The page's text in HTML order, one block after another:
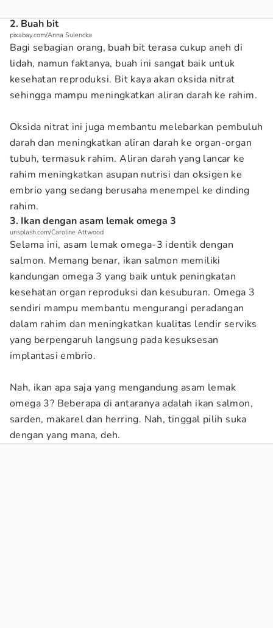
2. Buah bit
pixabay.com/Anna Sulencka
Bagi sebagian orang, buah bit terasa cukup aneh di
lidah, namun faktanya, buah ini sangat baik untuk
kesehatan reproduksi. Bit kaya akan oksida nitrat
sehingga mampu meningkatkan aliran darah ke rahim.
Oksida nitrat ini juga membantu melebarkan pembuluh
darah dan meningkatkan aliran darah ke organ-organ
tubuh, termasuk rahim. Aliran darah yang lancar ke
rahim meningkatkan asupan nutrisi dan oksigen ke
embrio yang sedang berusaha menempel ke dinding
rahim.
3. Ikan dengan asam lemak omega 3
unsplash.com/Caroline Attwood
Selama ini, asam lemak omega-3 identik dengan
salmon. Memang benar, ikan salmon memiliki
kandungan omega 3 yang baik untuk peningkatan
kesehatan organ reproduksi dan kesuburan. Omega 3
sendiri mampu membantu mengurangi peradangan
dalam rahim dan meningkatkan kualitas lendir serviks
yang berpengaruh langsung pada kesuksesan
implantasi embrio.
Nah, ikan apa saja yang mengandung asam lemak
omega 3? Beberapa di antaranya adalah ikan salmon,
sarden, makarel dan herring. Nah, tinggal pilih suka
dengan yang mana, deh.